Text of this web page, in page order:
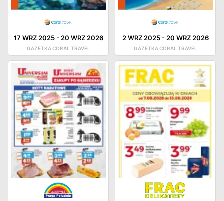
17 WRZ 2025-20 WRZ 2026
GAZETKA CORAL TRAVEL
2 WRZ 2025-20 WRZ 2026
GAZETKA CORAL TRAVEL